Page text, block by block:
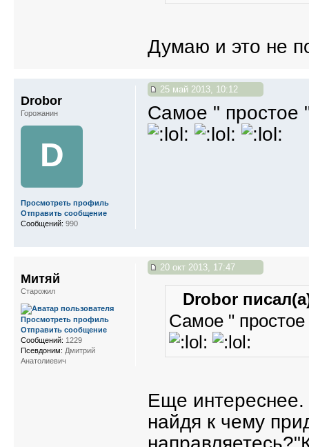
Думаю и это не
25 май 2013, 10:12
Самое " простое
Drobor
Горожанин
D
Просмотреть профиль
Отправить сообщение
Сообщений: 990
20 окт 2013, 17:47
Drobor
Самое " простое
Еще интереснее.
найдя к чему
Митяй
Старожил
Просмотреть профиль
Отправить сообщение
Сообщений: 1229
Псевдоним: Дмитрий
Анатолиевич